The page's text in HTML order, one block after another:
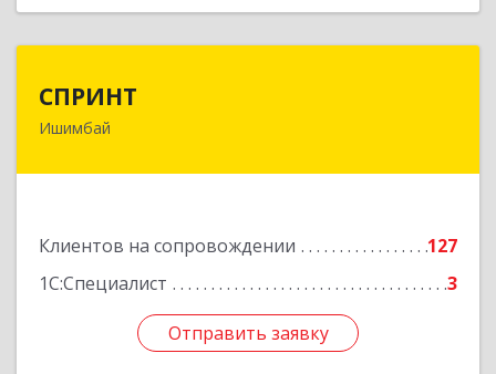
СПРИНТ
Ишимбай
Клиентов на сопровождении
127
1С:Специалист
3
Отправить заявку
453201, Башкортостан Респ, Ишимбайский р-н,
Отправить заявку